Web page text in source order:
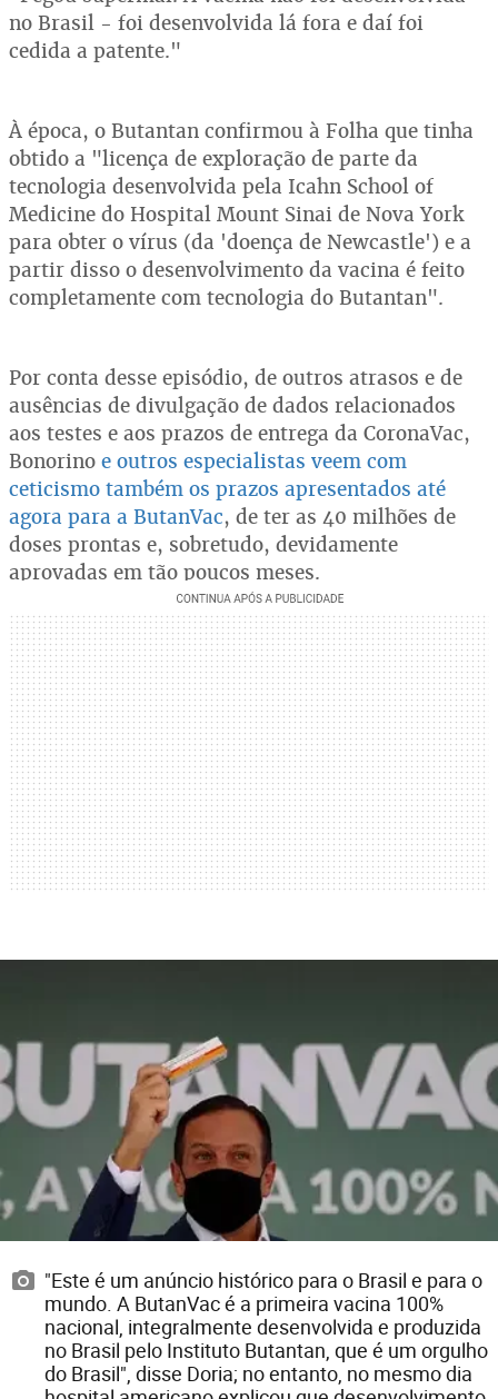
no Brasil - foi desenvolvida lá fora e daí foi
cedida a patente."
À época, o Butantan confirmou à Folha que tinha
obtido a "licença de exploração de parte da
tecnologia desenvolvida pela Icahn School of
Medicine do Hospital Mount Sinai de Nova York
para obter o vírus (da 'doença de Newcastle') e a
partir disso o desenvolvimento da vacina é feito
completamente com tecnologia do Butantan".
Por conta desse episódio, de outros atrasos e de
ausências de divulgação de dados relacionados
aos testes e aos prazos de entrega da CoronaVac,
Bonorino e outros especialistas veem com
ceticismo também os prazos apresentados até
agora para a ButanVac, de ter as 40 milhões de
doses prontas e, sobretudo, devidamente
aprovadas em tão poucos meses.
"Este é um anúncio histórico para o Brasil e para o
mundo. A ButanVac é a primeira vacina 100%
nacional, integralmente desenvolvida e produzida
no Brasil pelo Instituto Butantan, que é um orgulho
do Brasil", disse Doria; no entanto, no mesmo dia